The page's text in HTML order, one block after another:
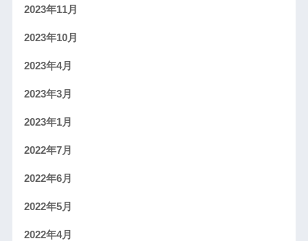
2023年11月
2023年10月
2023年4月
2023年3月
2023年1月
2022年7月
2022年6月
2022年5月
2022年4月